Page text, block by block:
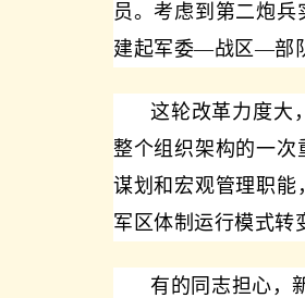
员。考虑到第二炮
建起军委—战区—部
这轮改革力度大
整个组织架构的一
谋划和宏观管理职能
军区体制运行模式转
有的同志担心，